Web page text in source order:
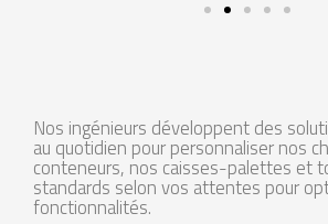
Nos ingénieurs développent des
au quotidien pour personnaliser nos
conteneurs, nos caisses-palettes et
standards selon vos attentes pour
fonctionnalités.